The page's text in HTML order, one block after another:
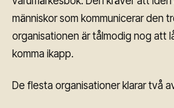
människor som kommunicerar den
organisationen är tålmodig nog att
komma ikapp.
De flesta organisationer klarar två